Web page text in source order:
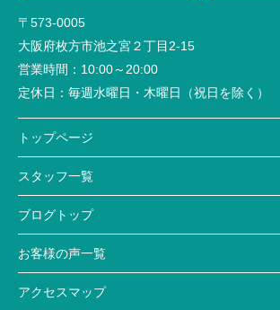
〒573-0005
大阪府枚方市池之宮２丁目2-15
営業時間： 10:00～20:00
定休日： 毎週水曜日・木曜日（祝日を除く）
トップページ
スタッフ一覧
ブログトップ
お客様の声一覧
アクセスマップ